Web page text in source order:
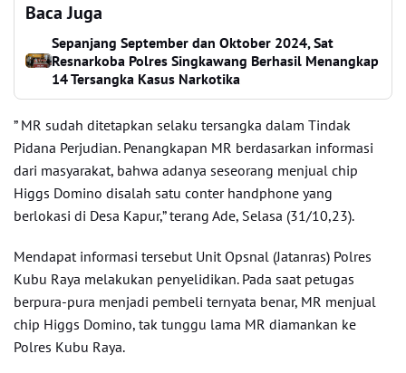
Baca Juga
Sepanjang September dan Oktober 2024, Sat
Resnarkoba Polres Singkawang Berhasil Menangkap
14 Tersangka Kasus Narkotika
” MR sudah ditetapkan selaku tersangka dalam Tindak
Pidana Perjudian. Penangkapan MR berdasarkan informasi
dari masyarakat, bahwa adanya seseorang menjual chip
Higgs Domino disalah satu conter handphone yang
berlokasi di Desa Kapur,” terang Ade, Selasa (31/10,23).
Mendapat informasi tersebut Unit Opsnal (Jatanras) Polres
Kubu Raya melakukan penyelidikan. Pada saat petugas
berpura-pura menjadi pembeli ternyata benar, MR menjual
chip Higgs Domino, tak tunggu lama MR diamankan ke
Polres Kubu Raya.